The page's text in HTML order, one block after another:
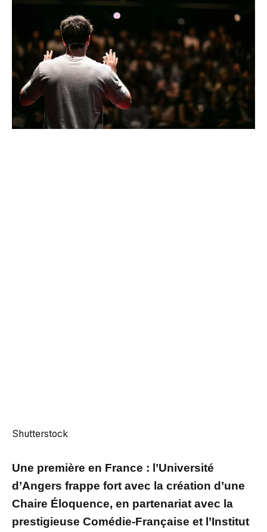
Shutterstock
Une première en France : l’Université
d’Angers frappe fort avec la création d’une
Chaire Éloquence, en partenariat avec la
prestigieuse Comédie-Française et l’Institut